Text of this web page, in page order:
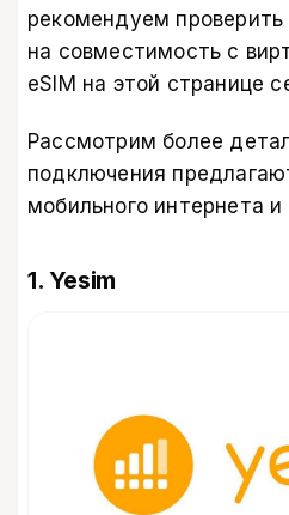
рекомендуем
на совместимость с
eSIM на этой странице
Рассмотрим более
подключения
мобильного интернета
1. Yesim